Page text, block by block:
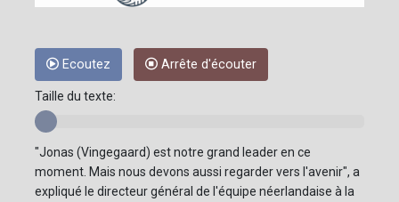
Ecoutez Arrête d'écouter
Taille du texte:
"Jonas (Vingegaard) est notre grand leader en ce
moment. Mais nous devons aussi regarder vers l'avenir", a
expliqué le directeur général de l'équipe néerlandaise à la